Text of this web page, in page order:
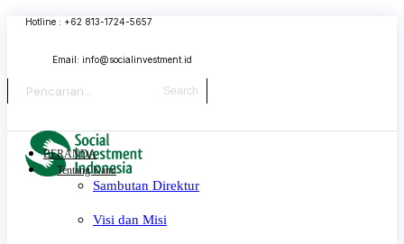
Hotline : +62 813-1724-5657
Email: info@socialinvestment.id
Search
BERANDA
Tentang Kami
Sambutan Direktur
Visi dan Misi